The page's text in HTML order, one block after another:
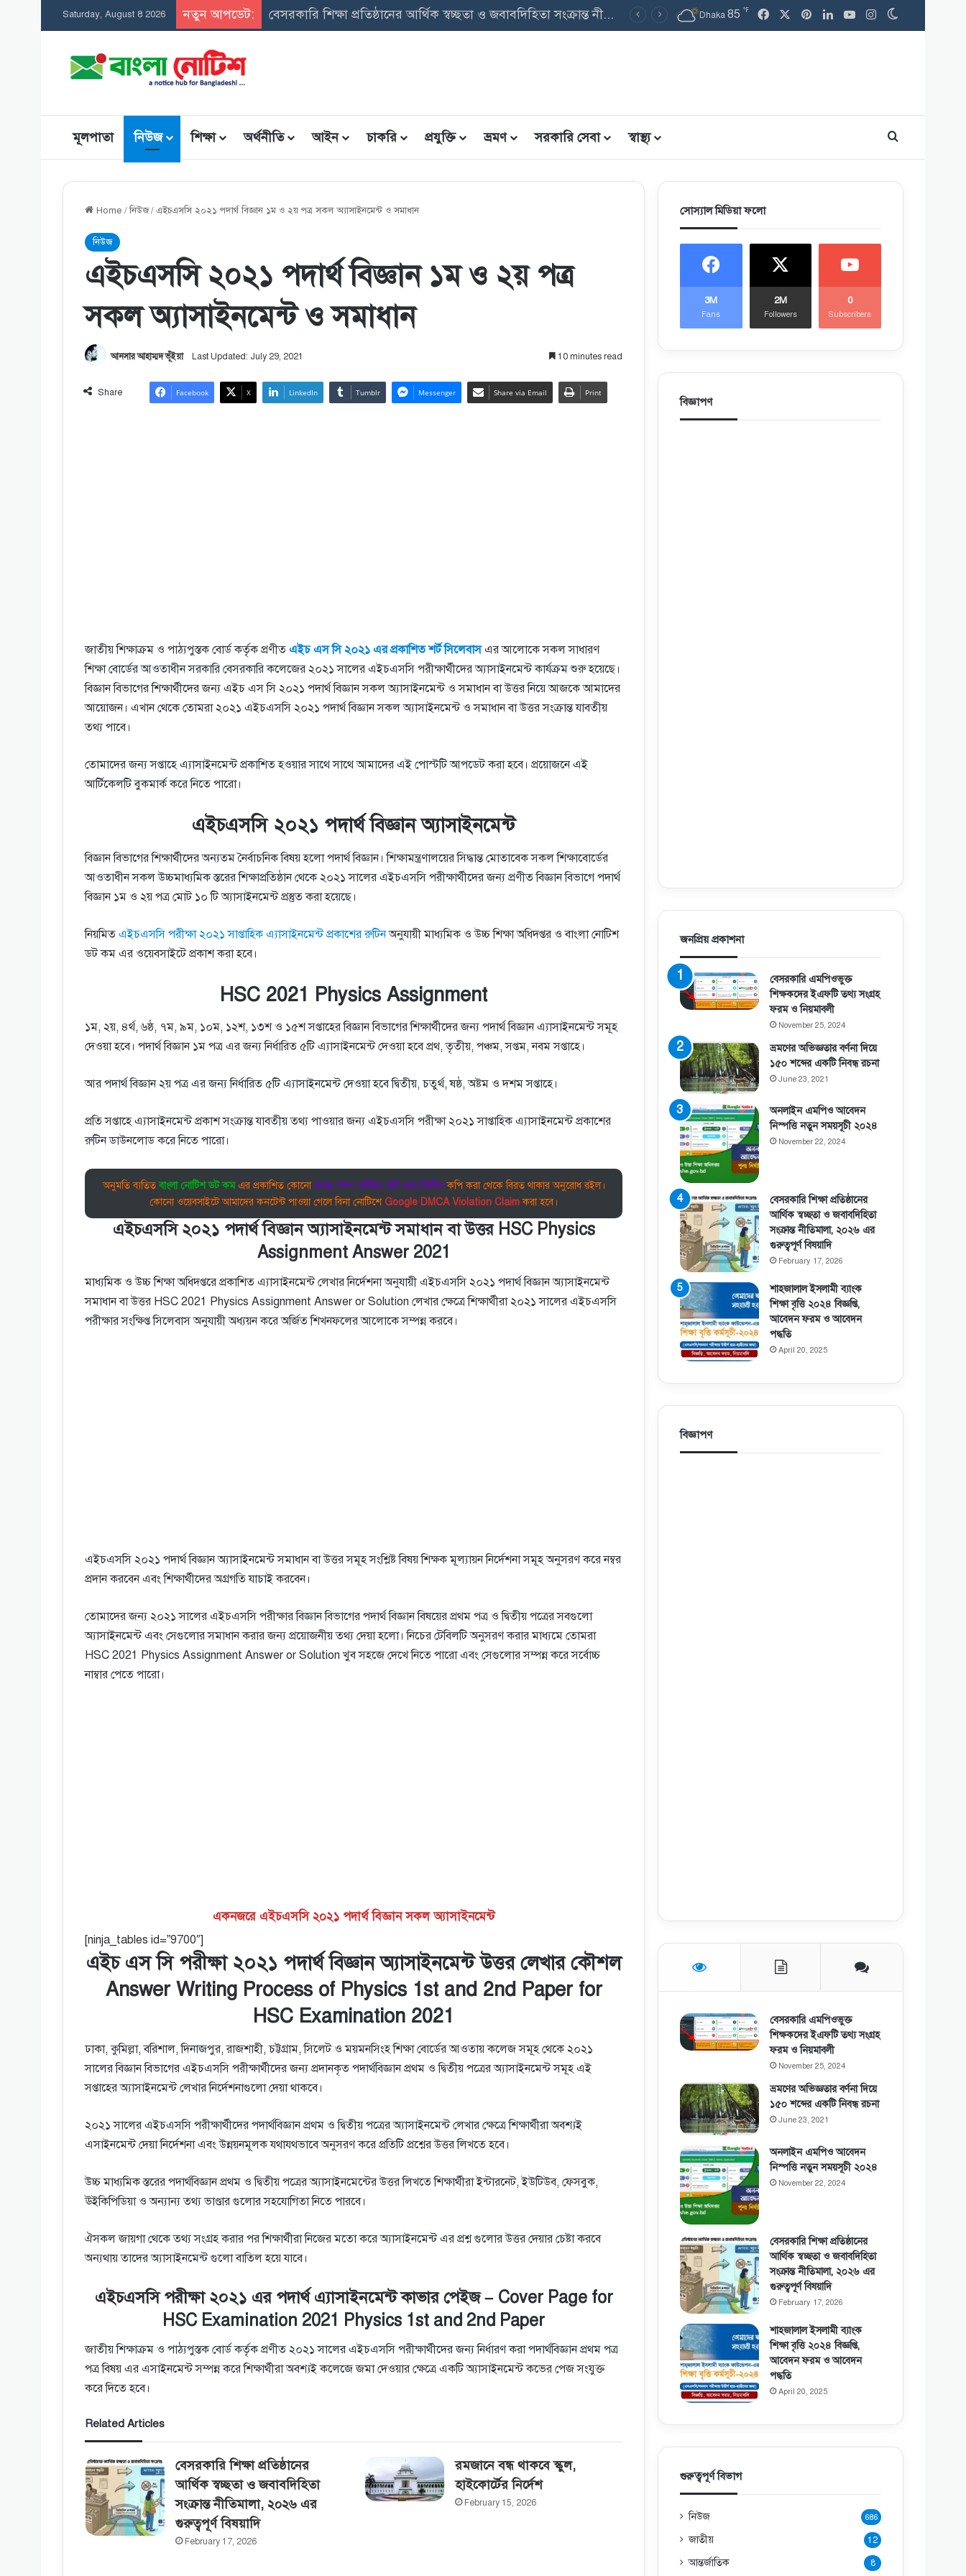
Saturday, August 8 2026 নতুন আপডেট: সমন্বিত উপবৃত্তি তথ্য ফরম: শিক্ষার্থীদের তথ্য এন্ট্রি ফরম PDF ডাউনলোড Dhaka 85 ℉ FacebookPinterest
LinkedInYouTubeInstagram
মূলপাতা নিউজ শিক্ষা অর্থনীতি আইন চাকরি প্রযুক্তি ভ্রমণ সরকারি সেবা স্বাস্থ্য Search for
Home /নিউজ/এইচএসসি ২০২১ পদার্থ বিজ্ঞান ১ম ও ২য় পত্র সকল অ্যাসাইনমেন্ট ও সমাধান
নিউজ
এইচএসসি ২০২১ পদার্থ বিজ্ঞান ১ম ও ২য় পত্র
সকল অ্যাসাইনমেন্ট ও সমাধান
আনসার আহাম্মদ ভূঁইয়া Last Updated: July 29, 2021 10 minutes read
Share Facebook X LinkedIn Tumblr Messenger Share via Email Print
জাতীয় শিক্ষাক্রম ও পাঠ্যপুস্তক বোর্ড কর্তৃক প্রণীত এইচ এস সি ২০২১ এর প্রকাশিত শর্ট সিলেবাসএর আলোকে সকল সাধারণ
শিক্ষা বোর্ডের আওতাধীন সরকারি বেসরকারি কলেজের ২০২১ সালের এইচএসসি পরীক্ষার্থীদের অ্যাসাইনমেন্ট কার্যক্রম শুরু হয়েছে।
বিজ্ঞান বিভাগের শিক্ষার্থীদের জন্য এইচ এস সি ২০২১ পদার্থ বিজ্ঞান সকল অ্যাসাইনমেন্ট ও সমাধান বা উত্তর নিয়ে আজকে আমাদের
আয়োজন। এখান থেকে তোমরা ২০২১ এইচএসসি ২০২১ পদার্থ বিজ্ঞান সকল অ্যাসাইনমেন্ট ও সমাধান বা উত্তর সংক্রান্ত যাবতীয়
তথ্য পাবে।
তোমাদের জন্য সপ্তাহে এ্যাসাইনমেন্ট প্রকাশিত হওয়ার সাথে সাথে আমাদের এই পোস্টটি আপডেট করা হবে। প্রয়োজনে এই
আর্টিকেলটি বুকমার্ক করে নিতে পারো।
এইচএসসি ২০২১ পদার্থ বিজ্ঞান অ্যাসাইনমেন্ট
বিজ্ঞান বিভাগের শিক্ষার্থীদের অন্যতম নৈর্বাচনিক বিষয় হলো পদার্থ বিজ্ঞান। শিক্ষামন্ত্রণালয়ের সিদ্ধান্ত মোতাবেক সকল শিক্ষাবোর্ডের
আওতাধীন সকল উচ্চমাধ্যমিক স্তরের শিক্ষাপ্রতিষ্ঠান থেকে ২০২১ সালের এইচএসসি পরীক্ষার্থীদের জন্য প্রণীত বিজ্ঞান বিভাগে পদার্থ
বিজ্ঞান ১ম ও ২য় পত্র মোট ১০ টি অ্যাসাইনমেন্ট প্রস্তুত করা হয়েছে।
নিয়মিত এইচএসসি পরীক্ষা ২০২১ সাপ্তাহিক এ্যাসাইনমেন্ট প্রকাশের রুটিনঅনুযায়ী মাধ্যমিক ও উচ্চ শিক্ষা অধিদপ্তর ও বাংলা নোটিশ
ডট কম এর ওয়েবসাইটে প্রকাশ করা হবে।
HSC 2021 Physics Assignment
১ম, ২য়, ৪র্থ, ৬ষ্ঠ, ৭ম, ৯ম, ১০ম, ১২শ, ১৩শ ও ১৫শ সপ্তাহের বিজ্ঞান বিভাগের শিক্ষার্থীদের জন্য পদার্থ বিজ্ঞান এ্যাসাইনমেন্ট সমূহ
দেওয়া হবে। পদার্থ বিজ্ঞান ১ম পত্র এর জন্য নির্ধারিত ৫টি এ্যাসাইনমেন্ট দেওয়া হবে প্রথ, তৃতীয়, পঞ্চম, সপ্তম, নবম সপ্তাহে।
আর পদার্থ বিজ্ঞান ২য় পত্র এর জন্য নির্ধারিত ৫টি এ্যাসাইনমেন্ট দেওয়া হবে দ্বিতীয়, চতুর্থ, ষষ্ঠ, অষ্টম ও দশম সপ্তাহে।
প্রতি সপ্তাহে এ্যাসাইনমেন্ট প্রকাশ সংক্রান্ত যাবতীয় তথ্য পাওয়ার জন্য এইচএসসি পরীক্ষা ২০২১ সাপ্তাহিক এ্যাসাইনমেন্ট প্রকাশের
রুটিন ডাউনলোড করে নিতে পারো।
অনুমতি ব্যতিতবাংলা নোটিশ ডট কমএর প্রকাশিত কোনোপ্রবন্ধ, গল্প, কবিতা, ছবি এবং ভিডিওকপি করা থেকে বিরত থাকার অনুরোধ রইল।
কোনো ওয়েবসাইটে আমাদের কনটেন্ট পাওয়া গেলে বিনা নোটিশেGoogle DMCA Violation Claimকরা হবে।
এইচএসসি ২০২১ পদার্থ বিজ্ঞান অ্যাসাইনমেন্ট সমাধান বা উত্তর HSC Physics
Assignment Answer 2021
মাধ্যমিক ও উচ্চ শিক্ষা অধিদপ্তরে প্রকাশিত এ্যাসাইনমেন্ট লেখার নির্দেশনা অনুযায়ী এইচএসসি ২০২১ পদার্থ বিজ্ঞান অ্যাসাইনমেন্ট
সমাধান বা উত্তর HSC 2021 Physics Assignment Answer or Solution লেখার ক্ষেত্রে শিক্ষার্থীরা ২০২১ সালের এইচএসসি
পরীক্ষার সংক্ষিপ্ত সিলেবাস অনুযায়ী অধ্যয়ন করে অর্জিত শিখনফলের আলোকে সম্পন্ন করবে।
এইচএসসি ২০২১ পদার্থ বিজ্ঞান অ্যাসাইনমেন্ট সমাধান বা উত্তর সমূহ সংশ্লিষ্ট বিষয় শিক্ষক মূল্যায়ন নির্দেশনা সমূহ অনুসরণ করে নম্বর
প্রদান করবেন এবং শিক্ষার্থীদের অগ্রগতি যাচাই করবেন।
তোমাদের জন্য ২০২১ সালের এইচএসসি পরীক্ষার বিজ্ঞান বিভাগের পদার্থ বিজ্ঞান বিষয়ের প্রথম পত্র ও দ্বিতীয় পত্রের সবগুলো
অ্যাসাইনমেন্ট এবং সেগুলোর সমাধান করার জন্য প্রয়োজনীয় তথ্য দেয়া হলো। নিচের টেবিলটি অনুসরণ করার মাধ্যমে তোমরা
HSC 2021 Physics Assignment Answer or Solution খুব সহজে দেখে নিতে পারো এবং সেগুলোর সম্পন্ন করে সর্বোচ্চ
নাম্বার পেতে পারো।
একনজরে এইচএসসি ২০২১ পদার্থ বিজ্ঞান সকল অ্যাসাইনমেন্ট
[ninja_tables id=”9700″]
এইচ এস সি পরীক্ষা ২০২১ পদার্থ বিজ্ঞান অ্যাসাইনমেন্ট উত্তর লেখার কৌশল
Answer Writing Process of Physics 1st and 2nd Paper for
HSC Examination 2021
ঢাকা, কুমিল্লা, বরিশাল, দিনাজপুর, রাজশাহী, চট্টগ্রাম, সিলেট ও ময়মনসিংহ শিক্ষা বোর্ডের আওতায় কলেজ সমূহ থেকে ২০২১
সালের বিজ্ঞান বিভাগের এইচএসসি পরীক্ষার্থীদের জন্য প্রদানকৃত পদার্থবিজ্ঞান প্রথম ও দ্বিতীয় পত্রের অ্যাসাইনমেন্ট সমূহ এই
সপ্তাহের অ্যাসাইনমেন্ট লেখার নির্দেশনাগুলো দেয়া থাকবে।
২০২১ সালের এইচএসসি পরীক্ষার্থীদের পদার্থবিজ্ঞান প্রথম ও দ্বিতীয় পত্রের অ্যাসাইনমেন্ট লেখার ক্ষেত্রে শিক্ষার্থীরা অবশ্যই
এসাইনমেন্ট দেয়া নির্দেশনা এবং উন্নয়নমূলক যথাযথভাবে অনুসরণ করে প্রতিটি প্রশ্নের উত্তর লিখতে হবে।
উচ্চ মাধ্যমিক স্তরের পদার্থবিজ্ঞান প্রথম ও দ্বিতীয় পত্রের অ্যাসাইনমেন্টের উত্তর লিখতে শিক্ষার্থীরা ইন্টারনেট, ইউটিউব, ফেসবুক,
ঊইকিপিডিয়া ও অন্যান্য তথ্য ভাণ্ডার গুলোর সহযোগিতা নিতে পারবে।
ঐসকল জায়গা থেকে তথ্য সংগ্রহ করার পর শিক্ষার্থীরা নিজের মতো করে অ্যাসাইনমেন্ট এর প্রশ্ন গুলোর উত্তর দেয়ার চেষ্টা করবে
অন্যথায় তাদের অ্যাসাইনমেন্ট গুলো বাতিল হয়ে যাবে।
এইচএসসি পরীক্ষা ২০২১ এর পদার্থ এ্যাসাইনমেন্ট কাভার পেইজ – Cover Page for
HSC Examination 2021 Physics 1st and 2nd Paper
জাতীয় শিক্ষাক্রম ও পাঠ্যপুস্তক বোর্ড কর্তৃক প্রণীত ২০২১ সালের এইচএসসি পরীক্ষার্থীদের জন্য নির্ধারণ করা পদার্থবিজ্ঞান প্রথম পত্র
পত্র বিষয় এর এসাইনমেন্ট সম্পন্ন করে শিক্ষার্থীরা অবশ্যই কলেজে জমা দেওয়ার ক্ষেত্রে একটি অ্যাসাইনমেন্ট কভের পেজ সংযুক্ত
করে দিতে হবে।
Related Articles
বেসরকারি শিক্ষা প্রতিষ্ঠানের
আর্থিক স্বচ্ছতা ও জবাবদিহিতা
সংক্রান্ত নীতিমালা, ২০২৬ এর
গুরুত্বপূর্ণ বিষয়াদি
February 17, 2026
রমজানে বন্ধ থাকবে স্কুল,
হাইকোর্টের‌ নির্দেশ
February 15, 2026
সোস্যাল মিডিয়া ফলো
3M
Fans
2M
Followers
0
Subscribers
বিজ্ঞাপণ
জনপ্রিয় প্রকাশনা
বেসরকারি এমপিওভুক্ত
শিক্ষকদের ইএফটি তথ্য সংগ্রহ
ফরম ও নিয়মাবলী
November 25, 2024
ভ্রমণের অভিজ্ঞতার বর্ণনা দিয়ে
১৫০ শব্দের একটি নিবন্ধ রচনা
June 23, 2021
অনলাইন এমপিও আবেদন
নিস্পত্তি নতুন সময়সূচী ২০২৪
November 22, 2024
বেসরকারি শিক্ষা প্রতিষ্ঠানের
আর্থিক স্বচ্ছতা ও জবাবদিহিতা
সংক্রান্ত নীতিমালা, ২০২৬ এর
গুরুত্বপূর্ণ বিষয়াদি
February 17, 2026
শাহজালাল ইসলামী ব্যাংক
শিক্ষা বৃত্তি ২০২৪ বিজ্ঞপ্তি,
আবেদন ফরম ও আবেদন
পদ্ধতি
April 20, 2025
বিজ্ঞাপণ
বেসরকারি এমপিওভুক্ত
শিক্ষকদের ইএফটি তথ্য সংগ্রহ
ফরম ও নিয়মাবলী
November 25, 2024
ভ্রমণের অভিজ্ঞতার বর্ণনা দিয়ে
১৫০ শব্দের একটি নিবন্ধ রচনা
June 23, 2021
অনলাইন এমপিও আবেদন
নিস্পত্তি নতুন সময়সূচী ২০২৪
November 22, 2024
বেসরকারি শিক্ষা প্রতিষ্ঠানের
আর্থিক স্বচ্ছতা ও জবাবদিহিতা
সংক্রান্ত নীতিমালা, ২০২৬ এর
গুরুত্বপূর্ণ বিষয়াদি
February 17, 2026
শাহজালাল ইসলামী ব্যাংক
শিক্ষা বৃত্তি ২০২৪ বিজ্ঞপ্তি,
আবেদন ফরম ও আবেদন
পদ্ধতি
April 20, 2025
গুরুত্বপূর্ণ বিভাগ
নিউজ 686
জাতীয় 12
আন্তর্জাতিক 8